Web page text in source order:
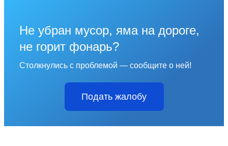
Не убран мусор, яма на дороге,
не горит фонарь?
Столкнулись с проблемой — сообщите о ней!
Подать жалобу